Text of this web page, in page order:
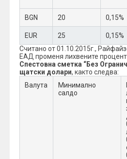
BGN 20 0,15%
EUR 25 0,15%
Считано от 01.10.2015г.,
ЕАД променя лихвените
Спестовна сметка “Без
щатски долари, както следва:
Валута
Минимално
салдо